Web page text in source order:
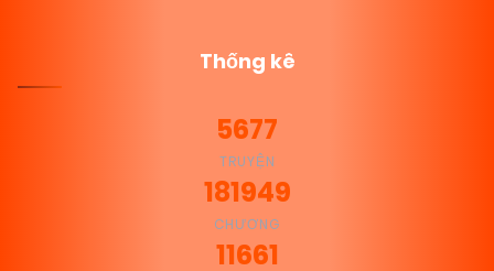
03/01/2026Thống kê
5677
TRUYỆN
181949
CHƯƠNG
11661